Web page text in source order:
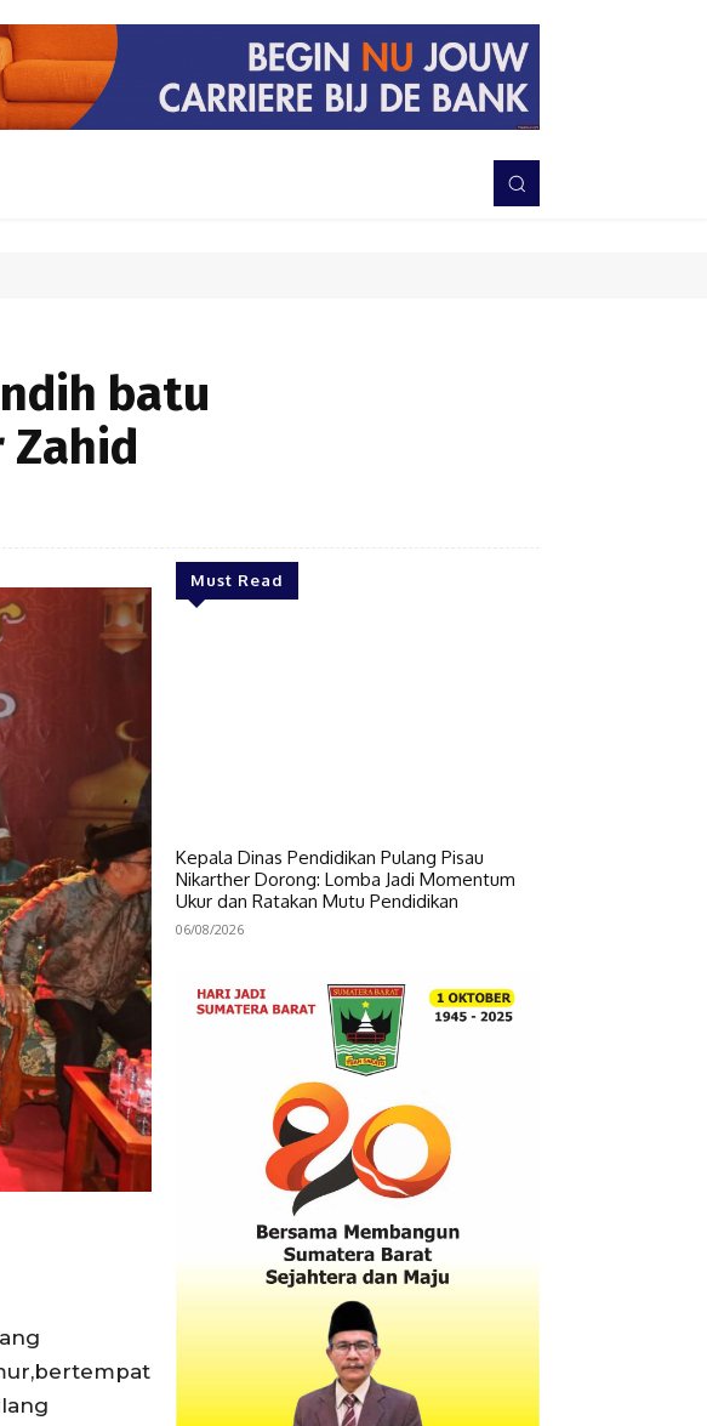
TNI-POLRI
batu
Zahid
Must Read
Kepala Dinas Pendidikan Pulang Pisau
Nikarther Dorong: Lomba Jadi Momentum
Ukur dan Ratakan Mutu Pendidikan
06/08/2026